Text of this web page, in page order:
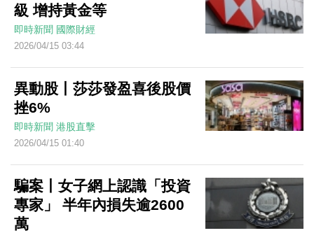
級 增持黃金等
即時新聞 國際財經
2026/04/15 03:44
異動股丨莎莎發盈喜後股價
挫6%
即時新聞 港股直擊
2026/04/15 01:40
騙案丨女子網上認識「投資
專家」 半年內損失逾2600
萬